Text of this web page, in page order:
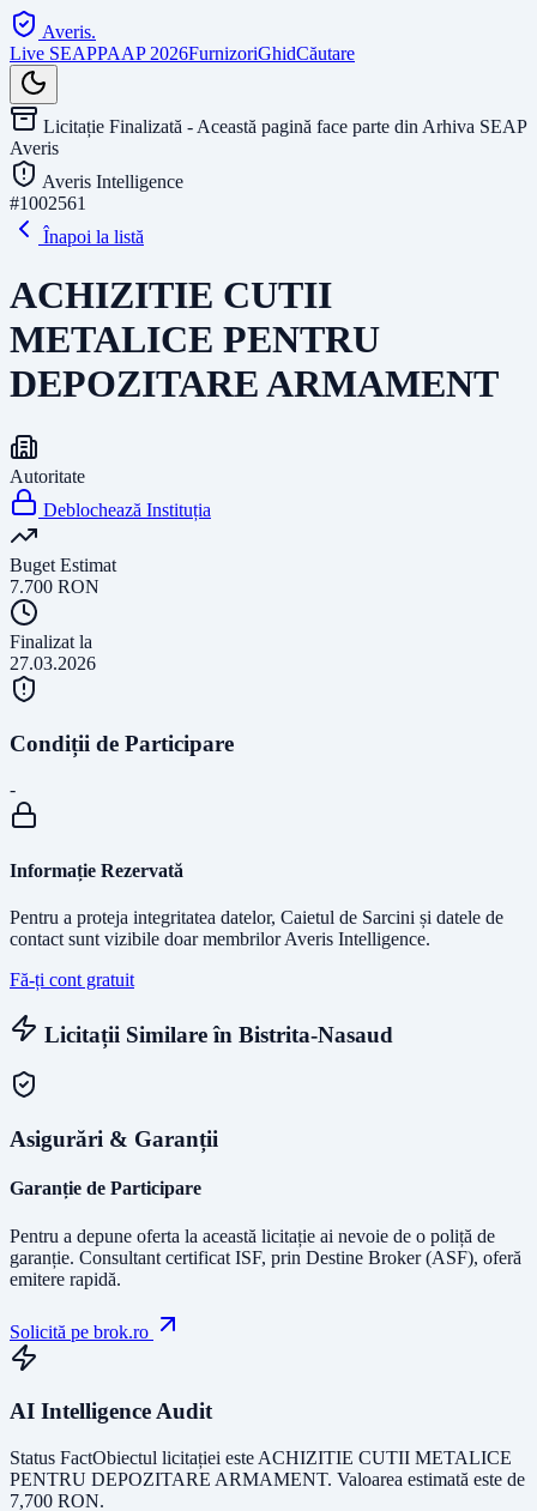
Averis.
Live SEAPPAAP 2026FurnizoriGhidCăutare
Licitație Finalizată - Această pagină face parte din Arhiva SEAP
Averis
Averis Intelligence
#1002561
Înapoi la listă
ACHIZITIE CUTII
METALICE PENTRU
DEPOZITARE ARMAMENT
Autoritate
Deblochează Instituția
Buget Estimat
7.700 RON
Finalizat la
27.03.2026
Condiții de Participare
-
Informație Rezervată
Pentru a proteja integritatea datelor, Caietul de Sarcini și datele de
contact sunt vizibile doar membrilor Averis Intelligence.
Fă-ți cont gratuit
Licitații Similare în Bistrita-Nasaud
Asigurări & Garanții
Garanție de Participare
Pentru a depune oferta la această licitație ai nevoie de o poliță de
garanție. Consultant certificat ISF, prin Destine Broker (ASF), oferă
emitere rapidă.
Solicită pe brok.ro
AI Intelligence Audit
Status FactObiectul licitației este ACHIZITIE CUTII METALICE
PENTRU DEPOZITARE ARMAMENT. Valoarea estimată este de
7,700 RON.